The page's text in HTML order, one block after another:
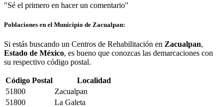
"Sé el primero en hacer un comentario"
Poblaciones en el Municipio de Zacualpan:
Si estás buscando un Centros de Rehabilitación en Zacualpan,
Estado de México, es bueno que conozcas las demarcaciones con
su respectivo código postal.
Código Postal
Localidad
51800
Zacualpan
51800
La Galeta